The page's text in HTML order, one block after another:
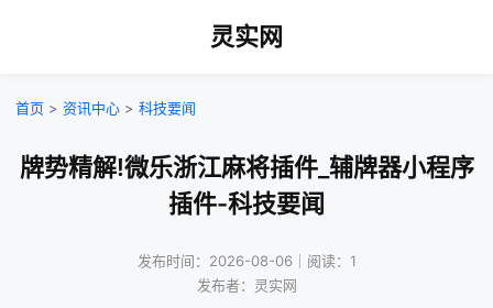
灵实网
首页 > 资讯中心 > 科技要闻
牌势精解!微乐浙江麻将插件_辅牌器小程序
插件-科技要闻
发布时间：2026-08-06｜阅读：1
发布者：灵实网